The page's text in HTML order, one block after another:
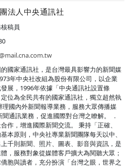
法人中央通訊社
稿員
國家通訊社，是台灣最具影響力的新聞媒
年中央社改組為股份有限公司，以企業
展，1996年依據「中央通訊社設置條
位為全民共有的國家通訊社，獨立超然執
國內外新聞報導業務，服務大眾傳播媒
通訊業務，促進國際對台灣之瞭解。 ．
作，增進國際新聞交流。 秉持「正確、
本原則，中央社專業新聞團隊每天以中、
千則新聞、照片、圖表、影音與資訊，是
，服務對象從媒體客戶擴大為閱聽大眾；
胞與讀者，充分扮演「台灣之眼，世界之